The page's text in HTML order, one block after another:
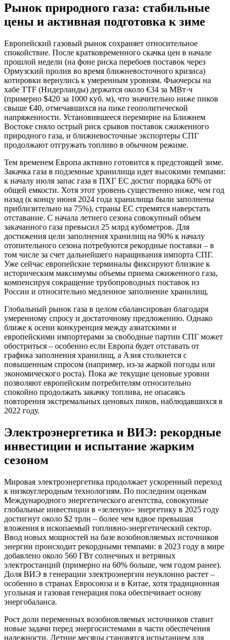
Рынок природного газа: стабильные
цены и активная подготовка к зиме
Европейский газовый рынок сохраняет относительное
спокойствие. После кратковременного скачка цен в начале
прошлой недели (на фоне риска перебоев поставок через
Ормузский пролив во время ближневосточного кризиса)
котировки вернулись к умеренным уровням. Фьючерсы на
хабе TTF (Нидерланды) держатся около €34 за МВт·ч
(примерно $420 за 1000 куб. м), что значительно ниже пиков
свыше €40, отмечавшихся на пике геополитической
напряженности. Установившееся перемирие на Ближнем
Востоке сняло острый риск срывов поставок сжиженного
природного газа, и ближневосточные экспортеры СПГ
продолжают отгружать топливо в обычном режиме.
Тем временем Европа активно готовится к предстоящей зиме.
Закачка газа в подземные хранилища идет высокими темпами:
к началу июля запас газа в ПХГ ЕС достиг порядка 60% от
общей емкости. Хотя этот уровень существенно ниже, чем год
назад (к концу июня 2024 года хранилища были заполнены
приблизительно на 75%), страны ЕС стремятся наверстать
отставание. С начала летнего сезона совокупный объем
закачанного газа превысил 25 млрд кубометров. Для
достижения цели заполнения хранилищ на 90% к началу
отопительного сезона потребуются рекордные поставки – в
том числе за счет дальнейшего наращивания импорта СПГ.
Уже сейчас европейские терминалы фиксируют близкие к
историческим максимумы объемы приема сжиженного газа,
компенсируя сокращение трубопроводных поставок из
России и относительно медленное заполнение хранилищ.
Глобальный рынок газа в целом сбалансирован благодаря
умеренному спросу и достаточному предложению. Однако
ближе к осени конкуренция между азиатскими и
европейскими импортерами за свободные партии СПГ может
обостриться – особенно если Европа будет отставать от
графика заполнения хранилищ, а Азия столкнется с
повышенным спросом (например, из-за жаркой погоды или
экономического роста). Пока же текущие ценовые уровни
позволяют европейским потребителям относительно
спокойно продолжать закачку топлива, не опасаясь
повторения экстремальных ценовых пиков, наблюдавшихся в
2022 году.
Электроэнергетика и ВИЭ: рекордные
инвестиции и испытание жарким
сезоном
Мировая электроэнергетика продолжает ускоренный переход
к низкоуглеродным технологиям. По последним оценкам
Международного энергетического агентства, совокупные
глобальные инвестиции в «зеленую» энергетику в 2025 году
достигнут около $2 трлн – более чем вдвое превышая
вложения в ископаемый топливно-энергетический сектор.
Ввод новых мощностей на базе возобновляемых источников
энергии происходит рекордными темпами: в 2023 году в мире
добавлено около 560 ГВт солнечных и ветряных
электростанций (примерно на 60% больше, чем годом ранее).
Доля ВИЭ в генерации электроэнергии неуклонно растет –
особенно в странах Евросоюза и в Китае, хотя традиционная
угольная и газовая генерация пока обеспечивает основу
энергобаланса.
Рост доли переменных возобновляемых источников ставит
новые задачи перед энергосистемами в части обеспечения
надежности. Летние месяцы становятся испытанием для